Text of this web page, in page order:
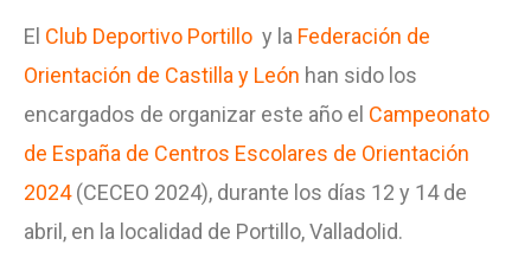
El Club Deportivo Portillo y la Federación de
Orientación de Castilla y León han sido los
encargados de organizar este año el Campeonato
de España de Centros Escolares de Orientación
2024(CECEO 2024), durante los días 12 y 14 de
abril, en la localidad de Portillo, Valladolid.